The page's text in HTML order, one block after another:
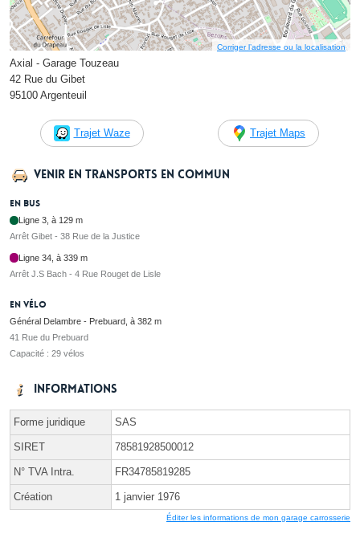
Corriger l’adresse ou la localisation
Axial - Garage Touzeau
42 Rue du Gibet
95100 Argenteuil
Trajet Waze Trajet Maps
Venir en transports en commun
En bus
Ligne 3, à 129 m
Arrêt Gibet - 38 Rue de la Justice
Ligne 34, à 339 m
Arrêt J.S Bach - 4 Rue Rouget de Lisle
En vélo
Général Delambre - Prebuard, à 382 m
41 Rue du Prebuard
Capacité : 29 vélos
Informations
Forme juridique SAS
SIRET 78581928500012
N° TVA Intra. FR34785819285
Création 1 janvier 1976
Éditer les informations de mon garage carrosserie